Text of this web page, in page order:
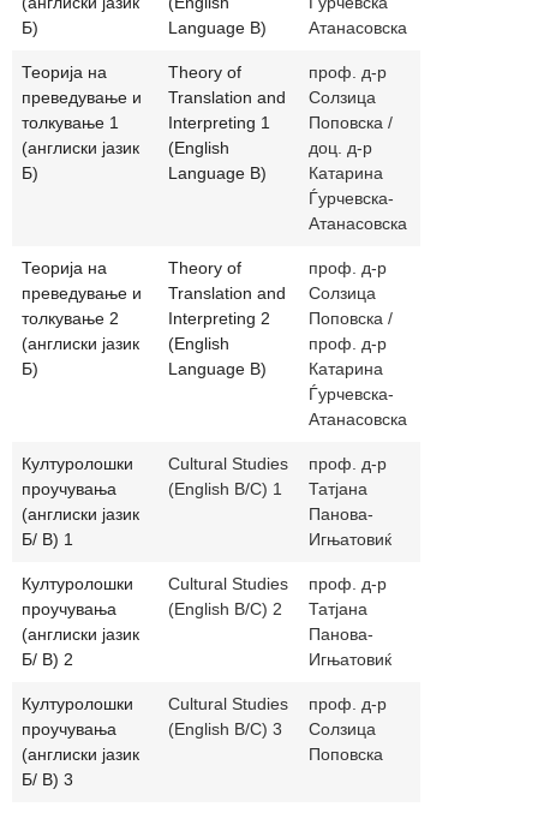
Б)
Language B)
Атанасовска
Теорија на
преведување и
толкување 1
(англиски јазик
Б)
Theory of
Translation and
Interpreting 1
(English
Language B)
проф. д-р
Солзица
Поповска /
доц. д-р
Катарина
Ѓурчевска-
Атанасовска
Теорија на
преведување и
толкување 2
(англиски јазик
Б)
Theory of
Translation and
Interpreting 2
(English
Language B)
проф. д-р
Солзица
Поповска /
проф. д-р
Катарина
Ѓурчевска-
Атанасовска
Културолошки
проучувања
(англиски јазик
Б/ В) 1
Cultural Studies
(English B/C) 1
проф. д-р
Татјана
Панова-
Игњатовиќ
Културолошки
проучувања
(англиски јазик
Б/ В) 2
Cultural Studies
(English B/C) 2
проф. д-р
Татјана
Панова-
Игњатовиќ
Културолошки
проучувања
(англиски јазик
Б/ В) 3
Cultural Studies
(English B/C) 3
проф. д-р
Солзица
Поповска